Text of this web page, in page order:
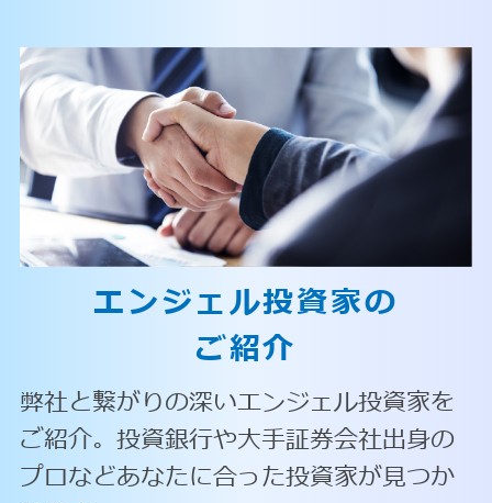
エンジェル投資家の
ご紹介
弊社と繋がりの深いエンジェル投資家を
ご紹介。投資銀行や大手証券会社出身の
プロなどあなたに合った投資家が見つか